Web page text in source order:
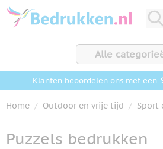
Ga naar de inhoud
Alle
Klanten beoordelen ons met een
Home / Outdoor en vrije tijd / Sport
Puzzels bedrukken